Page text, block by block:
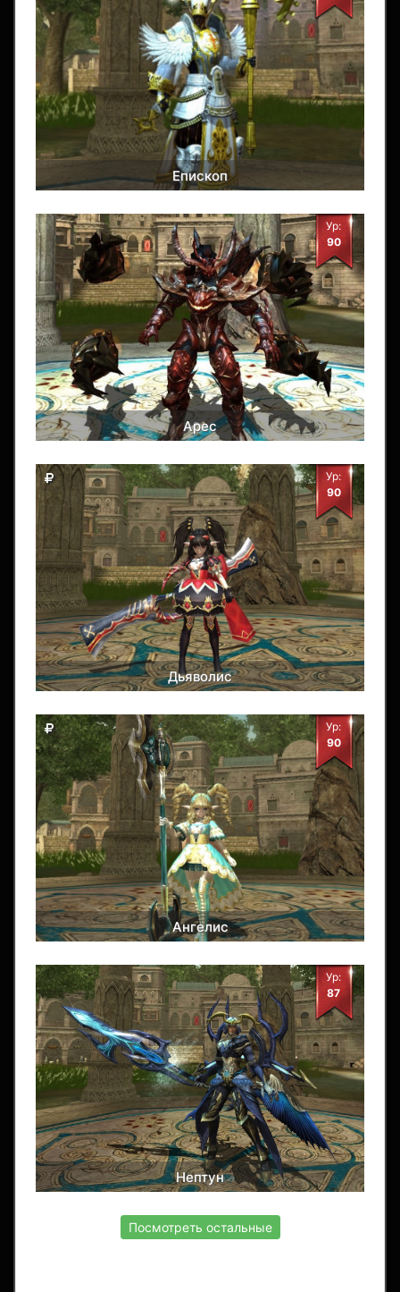
Епископ
Ур:
90
Арес
Ур:
90
Дьяволис
Ур:
90
Ангелис
Ур:
87
Нептун
Посмотреть остальные